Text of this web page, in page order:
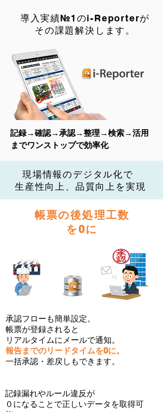
​導入実績№1のi-Reporterが
その課題解決します。
​記録→確認→承認→整理→検索→活用
までワンストップで効率化
​現場情報のデジタル化で
生産性向上、品質向上を実現
​帳票の後処理工数
を0に
承認フローも簡単設定。
帳票が登録されると
リアルタイムにメールで通知。
報告までのリードタイムを0に。
一括承認・差戻しもできます。
記録漏れやルール違反が
０になることで正しいデータを取得可